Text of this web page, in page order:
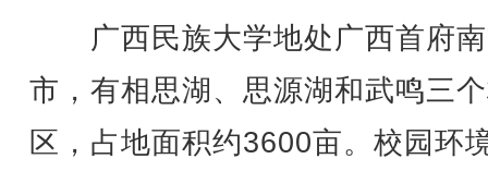
广西民族大学地处广西首府
市，有相思湖、思源湖和武鸣三
区，占地面积约3600亩。校园环